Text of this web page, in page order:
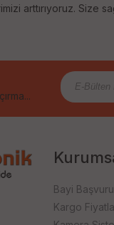
arttırıyoruz. Size
Bayi
Kargo